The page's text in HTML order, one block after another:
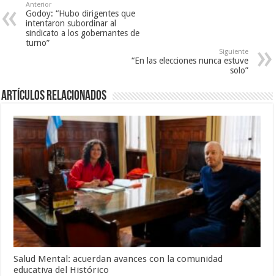
Anterior
Godoy: “Hubo dirigentes que
intentaron subordinar al
sindicato a los gobernantes de
turno”
Siguiente
“En las elecciones nunca estuve
solo”
Artículos Relacionados
Salud Mental: acuerdan avances con la comunidad
educativa del Histórico